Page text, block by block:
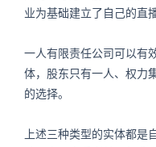
业为基础建立了自己的直
一人有限责任公司可以有
体，股东只有一人、权力
的选择。
上述三种类型的实体都是